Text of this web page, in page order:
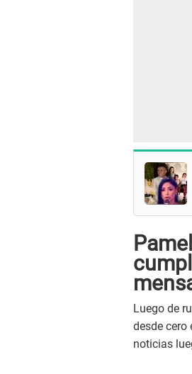
Luego de
desde cero
noticias